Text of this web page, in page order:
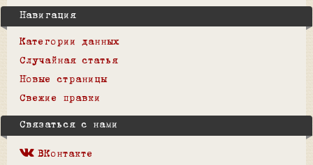
Навигация
Категории данных
Случайная статья
Новые страницы
Свежие правки
Связаться с нами
ВКонтакте